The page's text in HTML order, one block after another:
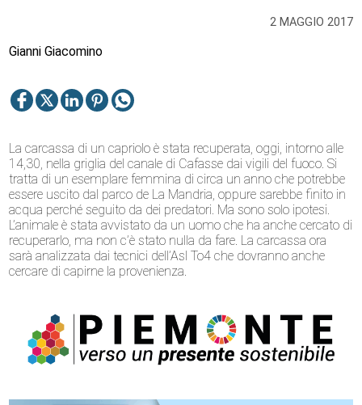
2 MAGGIO 2017
Gianni Giacomino
La carcassa di un capriolo è stata recuperata, oggi, intorno alle
14,30, nella griglia del canale di Cafasse dai vigili del fuoco. Si
tratta di un esemplare femmina di circa un anno che potrebbe
essere uscito dal parco de La Mandria, oppure sarebbe finito in
acqua perché seguito da dei predatori. Ma sono solo ipotesi.
L’animale è stata avvistato da un uomo che ha anche cercato di
recuperarlo, ma non c’è stato nulla da fare. La carcassa ora
sarà analizzata dai tecnici dell’Asl To4 che dovranno anche
cercare di capirne la provenienza.